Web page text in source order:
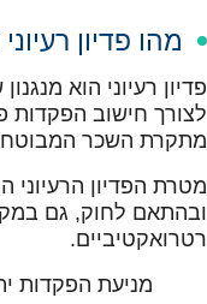
מהו פדיון
פדיון רעיוני הוא
לצורך חישוב הפקדות
מתקרת השכר המבוטח,
מטרת הפדיון הרעיוני
ובהתאם לחוק, גם
רטרואקטיביים.
מניעת הפקדות